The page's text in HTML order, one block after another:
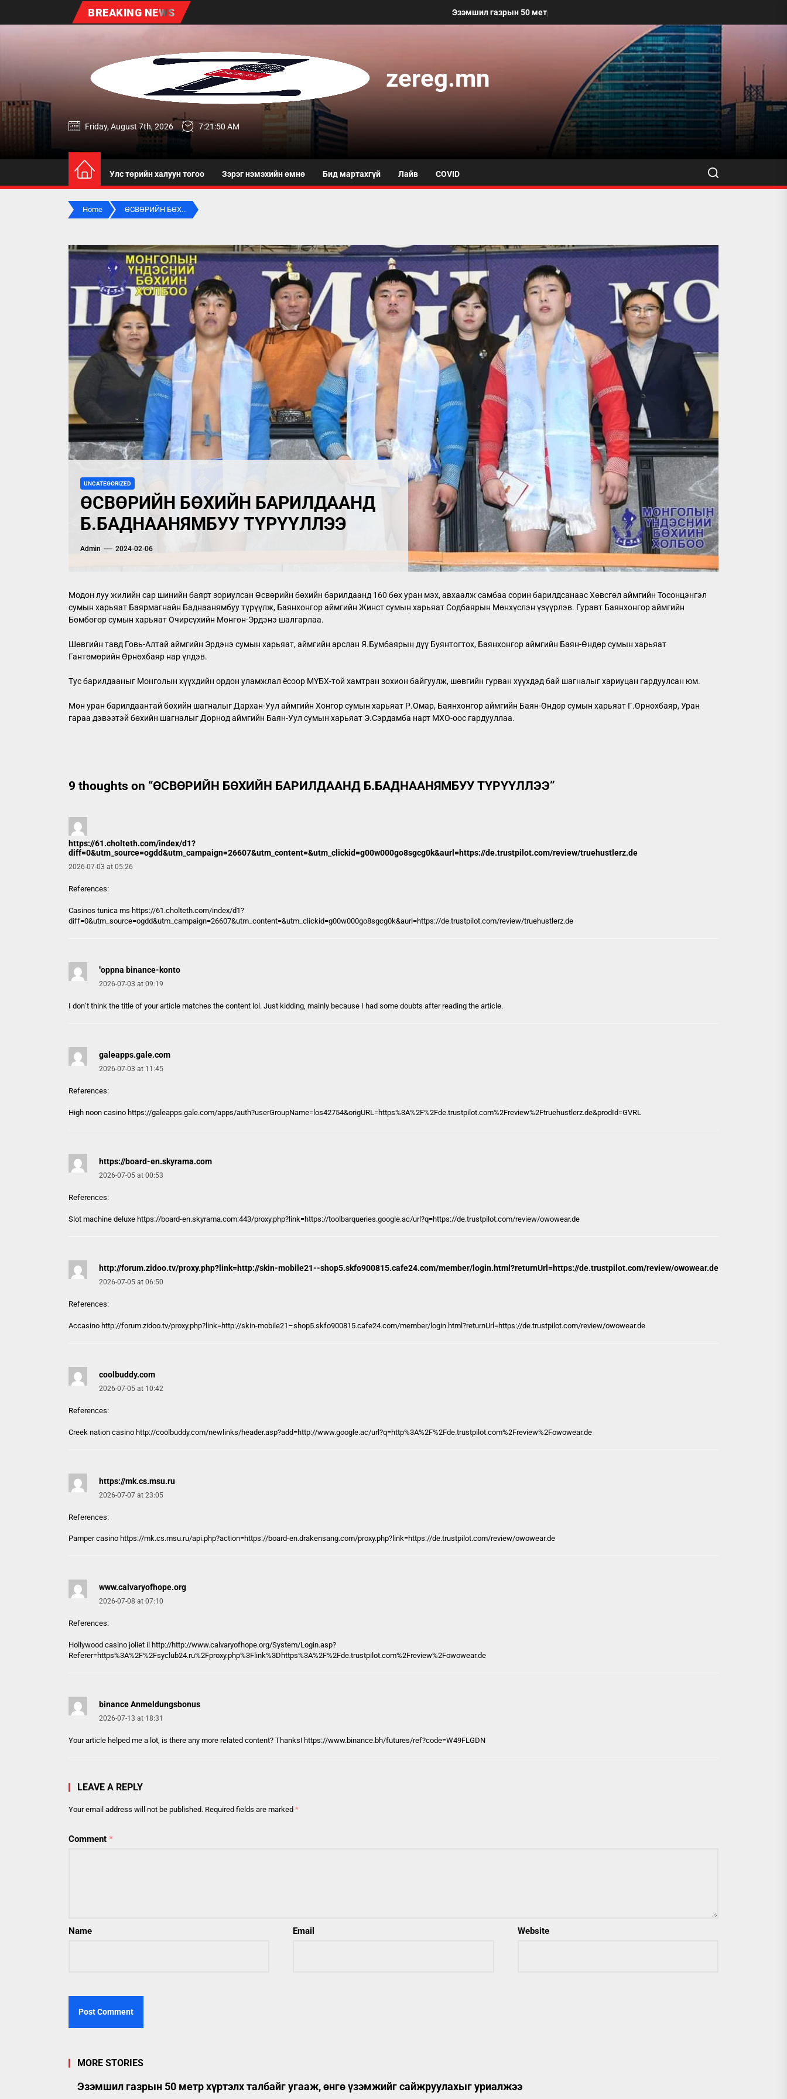
BREAKING NEWS Эзэмшил газрын 50 метр хүртэлх талбайг угааж, өнгө үзэмжийг сайжруулахыг уриалжээ
zereg.mn
zereg.mn
Friday, August 7th, 2026 7:21:51 AM
Улс төрийн халуун тогоо Зэрэг нэмэхийн өмнө Бид мартахгүй Лайв COVID
Home ӨСВӨРИЙН БӨХ...
UNCATEGORIZED
ӨСВӨРИЙН БӨХИЙН БАРИЛДААНД
Б.БАДНААНЯМБУУ ТҮРҮҮЛЛЭЭ
Admin 2024-02-06
Модон луу жилийн сар шинийн баярт зориулсан Өсвөрийн бөхийн барилдаанд 160 бөх уран мэх, авхаалж самбаа сорин барилдсанаас Хөвсгөл аймгийн Тосонцэнгэл
сумын харьяат Баярмагнайн Баднаанямбуу түрүүлж, Баянхонгор аймгийн Жинст сумын харьяат Содбаярын Мөнхүслэн үзүүрлэв. Гуравт Баянхонгор аймгийн
Бөмбөгөр сумын харьяат Очирсүхийн Мөнгөн-Эрдэнэ шалгарлаа.
Шөвгийн тавд Говь-Алтай аймгийн Эрдэнэ сумын харьяат, аймгийн арслан Я.Бумбаярын дүү Буянтогтох, Баянхонгор аймгийн Баян-Өндөр сумын харьяат
Гантөмөрийн Өрнөхбаяр нар үлдэв.
Тус барилдааныг Монголын хүүхдийн ордон уламжлал ёсоор МҮБХ-той хамтран зохион байгуулж, шөвгийн гурван хүүхдэд бай шагналыг хариуцан гардуулсан юм.
Мөн уран барилдаантай бөхийн шагналыг Дархан-Уул аймгийн Хонгор сумын харьяат Р.Омар, Баянхонгор аймгийн Баян-Өндөр сумын харьяат Г.Өрнөхбаяр, Уран
гараа дэвээтэй бөхийн шагналыг Дорнод аймгийн Баян-Уул сумын харьяат Э.Сэрдамба нарт МХО-оос гардууллаа.
9 thoughts on “ӨСВӨРИЙН БӨХИЙН БАРИЛДААНД Б.БАДНААНЯМБУУ ТҮРҮҮЛЛЭЭ”
https://61.cholteth.com/index/d1?
diff=0&utm_source=ogdd&utm_campaign=26607&utm_content=&utm_clickid=g00w000go8sgcg0k&aurl=https://de.trustpilot.com/review/truehustlerz.de
2026-07-03 at 05:26
References:
Casinos tunica ms https://61.cholteth.com/index/d1?
diff=0&utm_source=ogdd&utm_campaign=26607&utm_content=&utm_clickid=g00w000go8sgcg0k&aurl=https://de.trustpilot.com/review/truehustlerz.de
"oppna binance-konto
2026-07-03 at 09:19
I don’t think the title of your article matches the content lol. Just kidding, mainly because I had some doubts after reading the article.
galeapps.gale.com
2026-07-03 at 11:45
References:
High noon casino https://galeapps.gale.com/apps/auth?userGroupName=los42754&origURL=https%3A%2F%2Fde.trustpilot.com%2Freview%2Ftruehustlerz.de&prodId=GVRL
https://board-en.skyrama.com
2026-07-05 at 00:53
References:
Slot machine deluxe https://board-en.skyrama.com:443/proxy.php?link=https://toolbarqueries.google.ac/url?q=https://de.trustpilot.com/review/owowear.de
http://forum.zidoo.tv/proxy.php?link=http://skin-mobile21--shop5.skfo900815.cafe24.com/member/login.html?returnUrl=https://de.trustpilot.com/review/owowear.de
2026-07-05 at 06:50
References:
Accasino http://forum.zidoo.tv/proxy.php?link=http://skin-mobile21–shop5.skfo900815.cafe24.com/member/login.html?returnUrl=https://de.trustpilot.com/review/owowear.de
coolbuddy.com
2026-07-05 at 10:42
References:
Creek nation casino http://coolbuddy.com/newlinks/header.asp?add=http://www.google.ac/url?q=http%3A%2F%2Fde.trustpilot.com%2Freview%2Fowowear.de
https://mk.cs.msu.ru
2026-07-07 at 23:05
References:
Pamper casino https://mk.cs.msu.ru/api.php?action=https://board-en.drakensang.com/proxy.php?link=https://de.trustpilot.com/review/owowear.de
www.calvaryofhope.org
2026-07-08 at 07:10
References:
Hollywood casino joliet il http://http://www.calvaryofhope.org/System/Login.asp?
Referer=https%3A%2F%2Fsyclub24.ru%2Fproxy.php%3Flink%3Dhttps%3A%2F%2Fde.trustpilot.com%2Freview%2Fowowear.de
binance Anmeldungsbonus
2026-07-13 at 18:31
Your article helped me a lot, is there any more related content? Thanks! https://www.binance.bh/futures/ref?code=W49FLGDN
LEAVE A REPLY
Your email address will not be published. Required fields are marked *
Comment *
Name Email Website
MORE STORIES
Эзэмшил газрын 50 метр хүртэлх талбайг угааж, өнгө үзэмжийг сайжруулахыг уриалжээ